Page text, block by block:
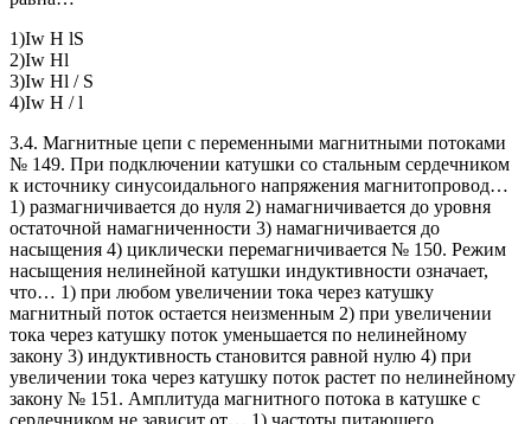
1)Iw H lS
2)Iw Hl
3)Iw Hl / S
4)Iw H / l
3.4. Магнитные цепи с переменными магнитными потоками
№ 149. При подключении катушки со стальным сердечником
к источнику синусоидального напряжения магнитопровод…
1) размагничивается до нуля 2) намагничивается до уровня
остаточной намагниченности 3) намагничивается до
насыщения 4) циклически перемагничивается № 150. Режим
насыщения нелинейной катушки индуктивности означает,
что… 1) при любом увеличении тока через катушку
магнитный поток остается неизменным 2) при увеличении
тока через катушку поток уменьшается по нелинейному
закону 3) индуктивность становится равной нулю 4) при
увеличении тока через катушку поток растет по нелинейному
закону № 151. Амплитуда магнитного потока в катушке с
сердечником не зависит от… 1) частоты питающего